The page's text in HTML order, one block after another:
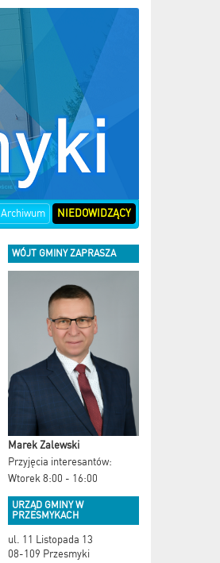
Archiwum NIEDOWIDZĄCY
WÓJT GMINY ZAPRASZA
Marek Zalewski
Przyjęcia interesantów:
Wtorek 8:00 - 16:00
URZĄD GMINY W
PRZESMYKACH
ul. 11 Listopada 13
08-109 Przesmyki